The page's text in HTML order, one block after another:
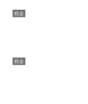
税金
税金